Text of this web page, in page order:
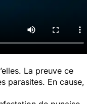
La preuve ce
parasites. En cause,